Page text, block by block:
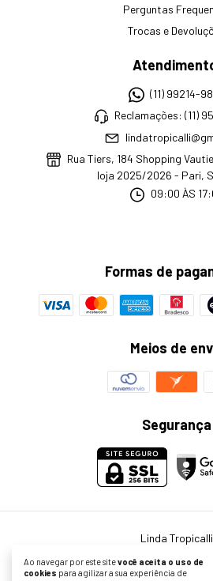
Ao navegar por este sitevocê aceita o uso de
cookies para agilizar a sua experiência de
Perguntas
Trocas e
(11) 99214-
Reclamações: (11)
Rua Tiers, 184 Shopping
loja 2025/2026 - Pari,
09:00 ÀS
Formas de
Meios de
Segurança
Linda Tropicalli